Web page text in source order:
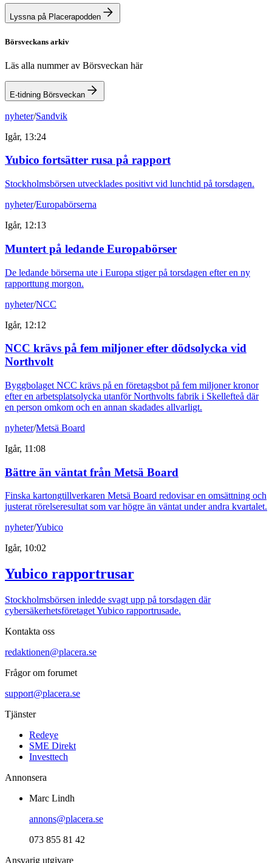
Lyssna på Placerapodden
Börsveckans arkiv
Läs alla nummer av Börsveckan här
E-tidning Börsveckan
nyheter/Sandvik
Igår, 13:24
Yubico fortsätter rusa på rapport
Stockholmsbörsen utvecklades positivt vid lunchtid på torsdagen.
nyheter/Europabörserna
Igår, 12:13
Muntert på ledande Europabörser
De ledande börserna ute i Europa stiger på torsdagen efter en ny
rapporttung morgon.
nyheter/NCC
Igår, 12:12
NCC krävs på fem miljoner efter dödsolycka vid
Northvolt
Byggbolaget NCC krävs på en företagsbot på fem miljoner kronor
efter en arbetsplatsolycka utanför Northvolts fabrik i Skellefteå där
en person omkom och en annan skadades allvarligt.
nyheter/Metsä Board
Igår, 11:08
Bättre än väntat från Metsä Board
Finska kartongtillverkaren Metsä Board redovisar en omsättning och
justerat rörelseresultat som var högre än väntat under andra kvartalet.
nyheter/Yubico
Igår, 10:02
Yubico rapportrusar
Stockholmsbörsen inledde svagt upp på torsdagen där
cybersäkerhetsföretaget Yubico rapportrusade.
Kontakta oss
redaktionen@placera.se
Frågor om forumet
support@placera.se
Tjänster
Redeye
SME Direkt
Investtech
Annonsera
Marc Lindh
annons@placera.se
073 855 81 42
Ansvarig utgivare